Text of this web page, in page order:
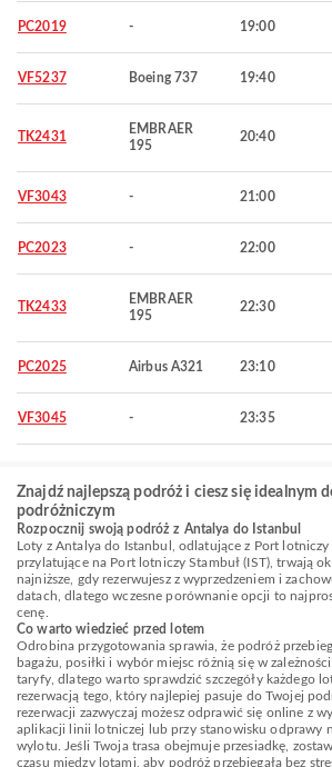
PC2019 - 19:00
VF5237 Boeing 737 19:40
TK2431
EMBRAER
195
20:40
VF3043 - 21:00
PC2023 - 22:00
TK2433
EMBRAER
195
22:30
PC2025 Airbus A321 23:10
VF3045 - 23:35
Znajdź najlepszą podróż i ciesz się idealnym
podróżniczym
Rozpocznij swoją podróż z Antalya do Istanbul
Loty z Antalya do Istanbul, odlatujące z Port lotniczy
przylatujące na Port lotniczy Stambuł (IST), trwają
najniższe, gdy rezerwujesz z wyprzedzeniem i
datach, dlatego wczesne porównanie opcji to
cenę.
Co warto wiedzieć przed lotem
Odrobina przygotowania sprawia, że podróż
bagażu, posiłki i wybór miejsc różnią się w
taryfy, dlatego warto sprawdzić szczegóły każdego
rezerwacją tego, który najlepiej pasuje do Twojej
rezerwacji zazwyczaj możesz odprawić się online z
aplikacji linii lotniczej lub przy stanowisku odprawy
wylotu. Jeśli Twoja trasa obejmuje przesiadkę,
czasu między lotami, aby podróż przebiegała bez